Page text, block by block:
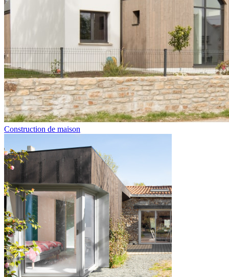
Construction de maison